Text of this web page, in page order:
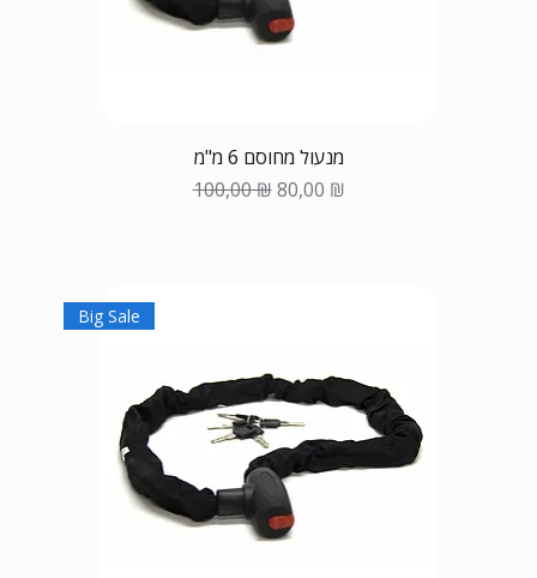
מנעול מחוסם 6 מ"מ
Обычная цена
100,00 ₪ Цена со скидкой
80,00 ₪
Big Sale